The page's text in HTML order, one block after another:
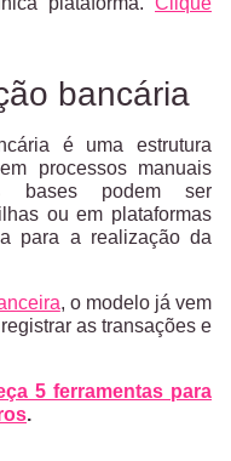
bancária
é umaestrutura
processos manuais
bases podem ser
ou em plataformas
para a realização da
, o modelo já vem
as transações e
5 ferramentas para
.